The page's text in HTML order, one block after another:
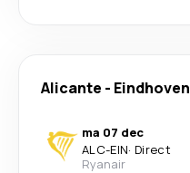
Alicante - Eindhoven
ma 07 dec
ALC-EIN· Direct
Ryanair